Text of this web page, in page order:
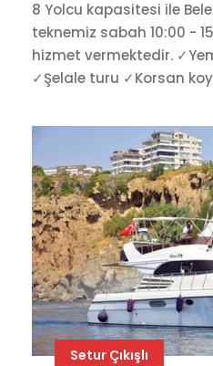
8 Yolcu kapasitesi ile
teknemiz sabah 10:00 -
hizmet vermektedir.
✓Şelale turu ✓Korsan
Setur Çıkışlı